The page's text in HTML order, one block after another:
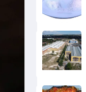
ИКОНОМИКА
Снимка:
Пиксабей